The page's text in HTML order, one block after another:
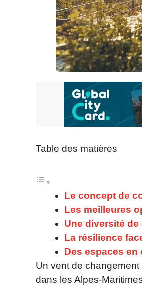
Table des matières
Le concept de
Les meilleures
Une diversité
La résilience
Des espaces
Un vent de changement
dans les Alpes-